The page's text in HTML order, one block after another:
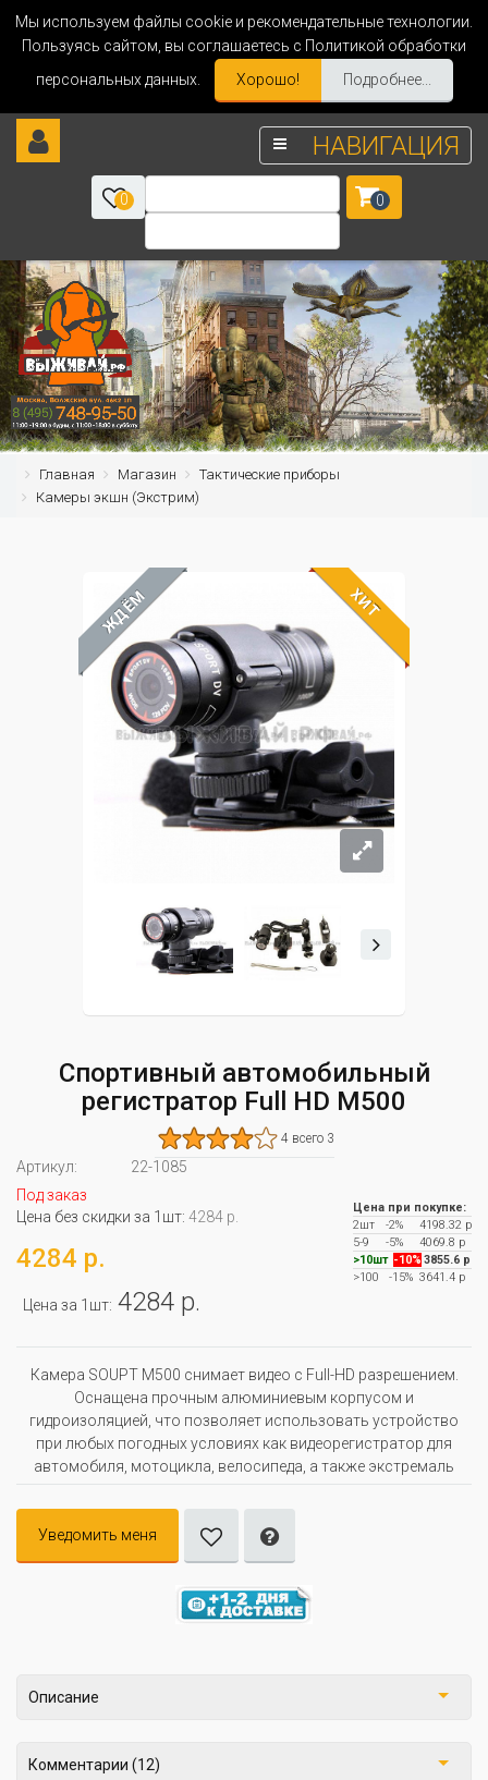
Мы используем файлы cookie и рекомендательные технологии.
Пользуясь сайтом, вы соглашаетесь с Политикой обработки
персональных данных.
Хорошо! Подробнее...
НАВИГАЦИЯ
0 0
Главная Магазин
Тактические приборы
Камеры экшн (Экстрим)
ЖДЁМ ХИТ
Спортивный автомобильный
регистратор Full HD M500
4 всего 3
Артикул:
22-1085
Под заказ
Цена без скидки за 1шт: 4284 р.
4284 р.
Цена за 1шт: 4284 р.
Цена при покупке:
2шт
-2%
4198.32 р
5-9
-5%
4069.8 р
>10шт -10% 3855.6 р
>100
-15% 3641.4 р
Камера SOUPT M500 снимает видео с Full-HD разрешением.
Оснащена прочным алюминиевым корпусом и
гидроизоляцией, что позволяет использовать устройство
при любых погодных условиях как видеорегистратор для
автомобиля, мотоцикла, велосипеда, а также экстремаль
Уведомить меня
Описание
Комментарии (12)